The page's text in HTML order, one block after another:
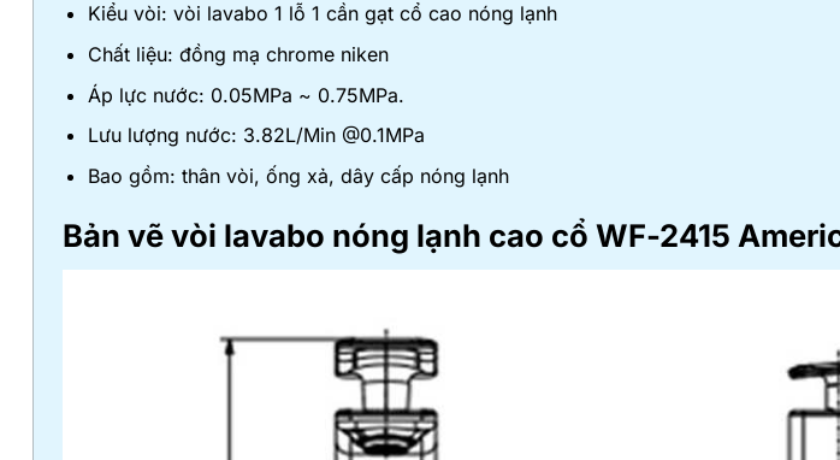
Kiểu vòi: vòi lavabo 1 lỗ 1 cần gạt cổ cao nóng lạnh
Chất liệu: đồng mạ chrome niken
Áp lực nước: 0.05MPa ~ 0.75MPa.
Lưu lượng nước: 3.82L/Min @0.1MPa
Bao gồm: thân vòi, ống xả, dây cấp nóng lạnh
Bản vẽ vòi lavabo nóng lạnh cao cổ WF-2415